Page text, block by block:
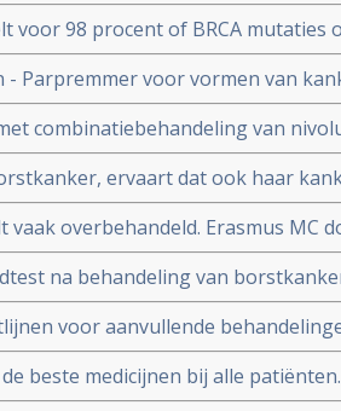
jaar - zijn meer gebaat bij eerst
nog aanwezig zijn
voor 98 procent of BRCA
gevoelig zijn voor
- Parpremmer voor vormen van
de plank maar mag niet aan
combinatiebehandeling van
metaplastische borstkanker
studie copy 1
ervaart dat ook haar
behandelingen via o.a.
overbehandeld. Erasmus MC
na behandeling van
die soms ontstaan tijdens de
voor aanvullende
van kanker, officieel
beste medicijnen bij alle